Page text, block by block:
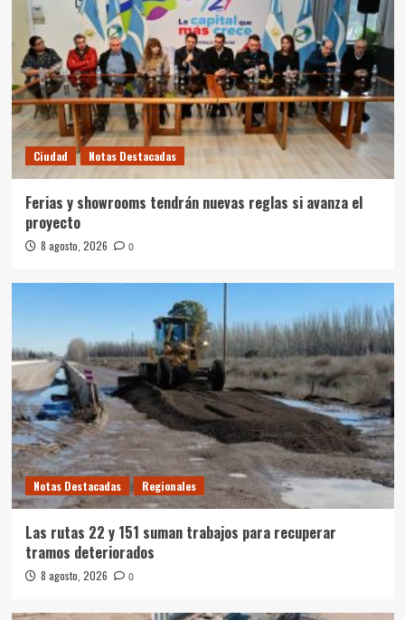
Ciudad Notas Destacadas
Ferias y showrooms tendrán nuevas reglas si avanza el
proyecto
8 agosto, 2026 0
Notas Destacadas Regionales
Las rutas 22 y 151 suman trabajos para recuperar
tramos deteriorados
8 agosto, 2026 0